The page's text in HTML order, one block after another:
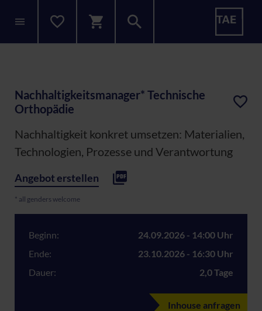
Nachhaltigkeitsmanager* Technische
Orthopädie
Nachhaltigkeit konkret umsetzen: Materialien,
Technologien, Prozesse und Verantwortung
Angebot erstellen
* all genders welcome
Beginn:
24.09.2026 - 14:00 Uhr
Ende:
23.10.2026 - 16:30 Uhr
Dauer:
2,0 Tage
Inhouse anfragen